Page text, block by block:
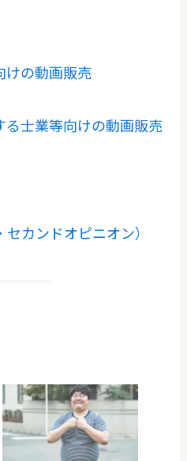
けの動画販売
る士業等向けの動画販売
カンドオピニオン）